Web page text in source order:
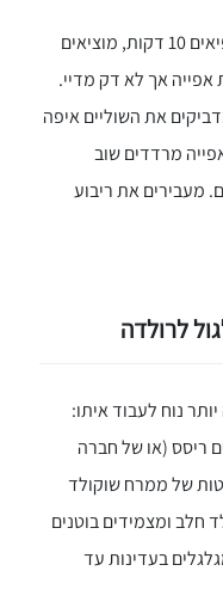
יוצרים כדור מכסים בניילון ומקפיאים 10 דקות, מוציאים
דק בין 2 ניירות אפייה אך לא דק מדיי.
את השוליים איפה
מרדדים שוב
מעבירים את ריבוע
לרולדה
נוח לעבוד איתו:
ריסס (או של חברה
של ממרח שוקולד
חלב ומצמידים בוטנים
בעדינות עד